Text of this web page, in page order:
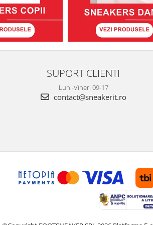
SUPORT CLIENTI
Luni-Vineri 09-17
contact@sneakerit.ro